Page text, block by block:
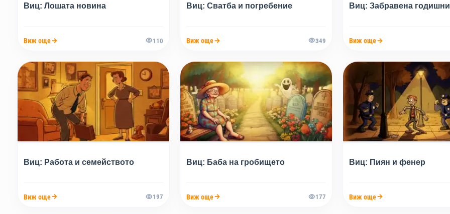
Виц: Лошата новина
Виж още 110
Виц: Сватба и погребение
Виж още 349
Виц: Забравена
Виж още
Виц: Работа и семейството
Виж още 197
Виц: Баба на гробището
Виж още 177
Виц: Пиян и фенер
Виж още